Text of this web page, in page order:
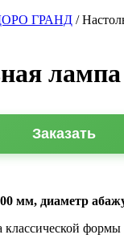
ГРАНД /
Заказать
мм, диаметр
классической